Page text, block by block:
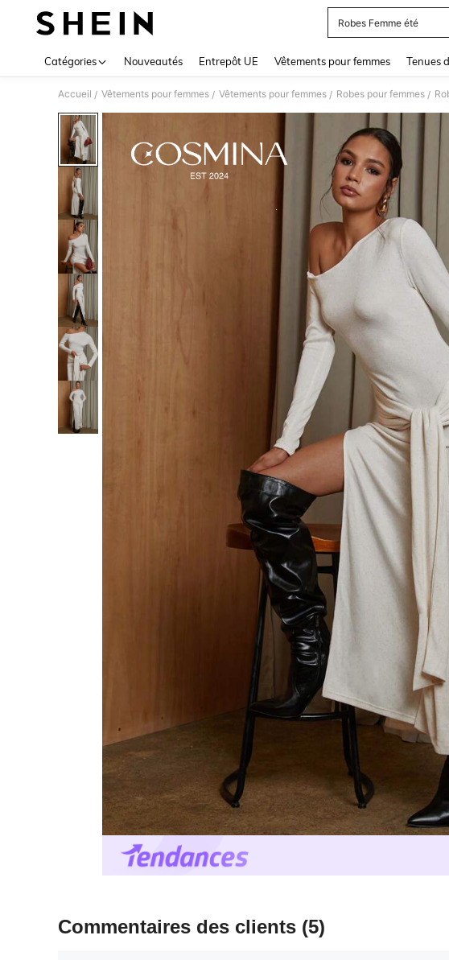
Robes Femme été
Catégories Nouveautés Entrepôt UE Vêtements pour femmes Tenues
Accueil / Vêtements pour femmes / Vêtements pour femmes / Robes pour femmes /
Commentaires des clients (5)